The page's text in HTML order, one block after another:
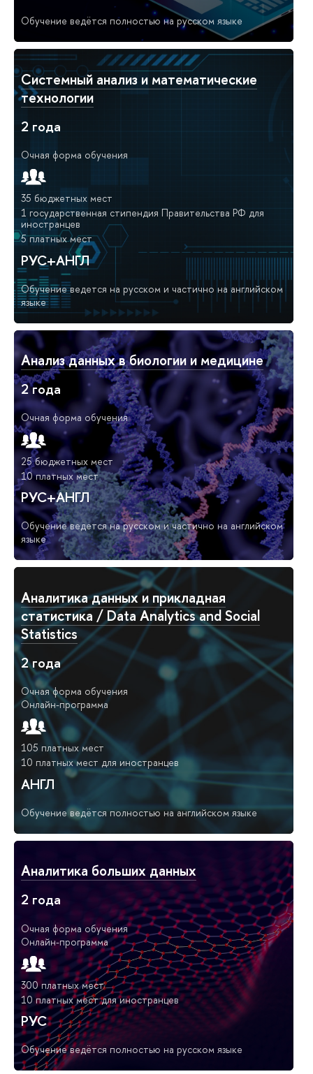
Обучение ведётся полностью на русском языке
Системный анализ и математические
технологии
2 года
Очная форма обучения
35 бюджетных мест
1 государственная стипендия Правительства РФ для
иностранцев
5 платных мест
РУС+АНГЛ
Обучение ведется на русском и частично на английском
языке
Анализ данных в биологии и медицине
2 года
Очная форма обучения
25 бюджетных мест
10 платных мест
РУС+АНГЛ
Обучение ведется на русском и частично на английском
языке
Аналитика данных и прикладная
статистика / Data Analytics and Social
Statistics
2 года
Очная форма обучения
Онлайн-программа
105 платных мест
10 платных мест для иностранцев
АНГЛ
Обучение ведётся полностью на английском языке
Аналитика больших данных
2 года
Очная форма обучения
Онлайн-программа
300 платных мест
10 платных мест для иностранцев
РУС
Обучение ведётся полностью на русском языке